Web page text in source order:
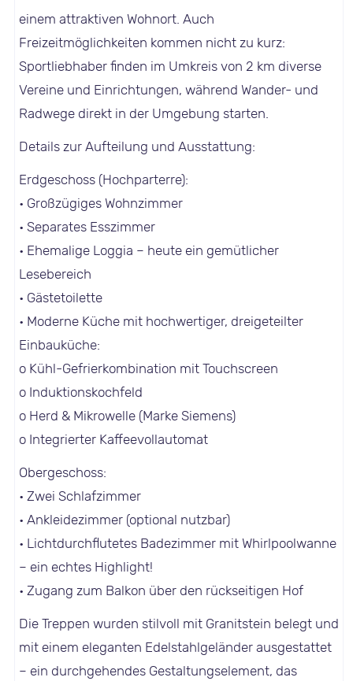
einem attraktiven Wohnort. Auch
Freizeitmöglichkeiten kommen nicht zu kurz:
Sportliebhaber finden im Umkreis von 2 km diverse
Vereine und Einrichtungen, während Wander- und
Radwege direkt in der Umgebung starten.
Details zur Aufteilung und Ausstattung:
Erdgeschoss (Hochparterre):
• Großzügiges Wohnzimmer
• Separates Esszimmer
• Ehemalige Loggia – heute ein gemütlicher
Lesebereich
• Gästetoilette
• Moderne Küche mit hochwertiger, dreigeteilter
Einbauküche:
o Kühl-Gefrierkombination mit Touchscreen
o Induktionskochfeld
o Herd & Mikrowelle (Marke Siemens)
o Integrierter Kaffeevollautomat
Obergeschoss:
• Zwei Schlafzimmer
• Ankleidezimmer (optional nutzbar)
• Lichtdurchflutetes Badezimmer mit Whirlpoolwanne
– ein echtes Highlight!
• Zugang zum Balkon über den rückseitigen Hof
Die Treppen wurden stilvoll mit Granitstein belegt und
mit einem eleganten Edelstahlgeländer ausgestattet
– ein durchgehendes Gestaltungselement, das